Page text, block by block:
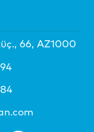
66, AZ1000